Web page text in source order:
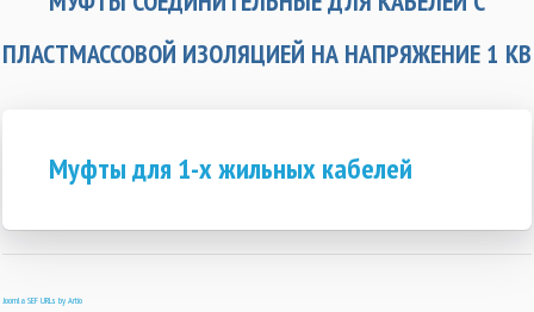
ПЛАСТМАССОВОЙ ИЗОЛЯЦИЕЙ НА НАПРЯЖЕНИЕ 1 КВ
Муфты для 1-х жильных кабелей
Joomla SEF URLs by Artio